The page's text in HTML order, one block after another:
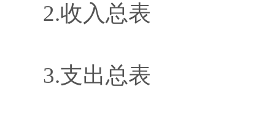
2.收入总表
3.支出总表